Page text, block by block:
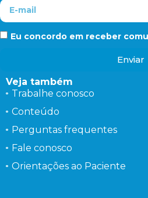
Eu concordo em receber
Enviar
Veja também
Trabalhe conosco
Conteúdo
Perguntas frequentes
Fale conosco
Orientações ao Paciente